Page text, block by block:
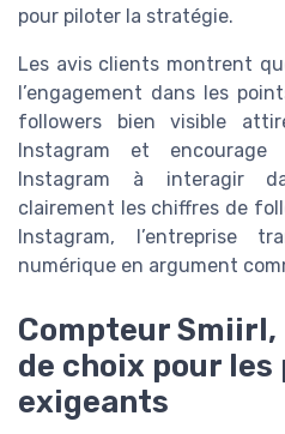
pour piloter la stratégie.
Les avis clients montrent
l’engagement dans les
followers bien visible
Instagram et encourage
Instagram à interagir
clairement les chiffres de
Instagram, l’entreprise
numérique en argument
Compteur
de choix pour
exigeants